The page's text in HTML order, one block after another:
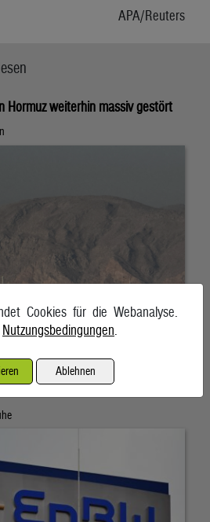
APA/Reuters
Hormuz weiterhin massiv gestört
trotz Gewinnrückgangs
Cookies für die Webanalyse.
Nutzungsbedingungen.
Ablehnen